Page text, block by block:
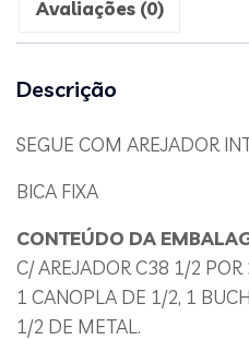
Avaliações (0)
Descrição
SEGUE COM AREJADOR
BICA FIXA
CONTEÚDO DA
C/ AREJADOR C38 1/2
1 CANOPLA DE 1/2, 1
1/2 DE METAL.